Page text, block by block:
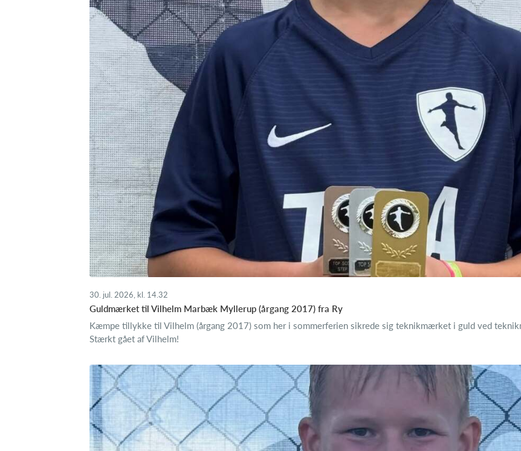
30. jul. 2026, kl. 14.32
Guldmærket til Vilhelm Marbæk Myllerup (årgang 2017) fra Ry
Kæmpe tillykke til Vilhelm (årgang 2017) som her i sommerferien sikrede sig teknikmærket i guld ved
Stærkt gået af Vilhelm!